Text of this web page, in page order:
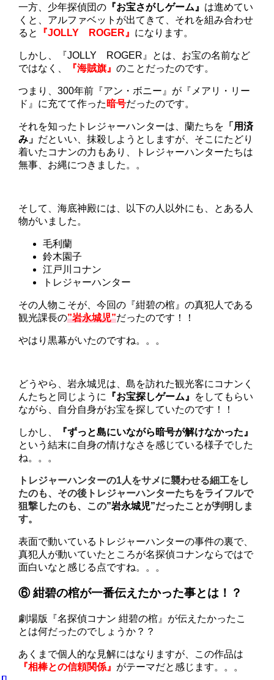
一方、少年探偵団の 『お宝さがしゲーム』 は進めてい
くと、アルファベットが出てきて、それを組み合わせ
ると
『JOLLY ROGER』 になります。
しかし、『JOLLY ROGER』とは、お宝の名前など
ではなく、
『海賊旗』のことだったのです。
つまり、300年前『アン・ボニー』が『メアリ・リー
ド』に充てて作った 暗号だったのです。
それを知ったトレジャーハンターは、蘭たちを 「用済
み」 だといい、抹殺しようとしますが、そこにたどり
着いたコナンの力もあり、トレジャーハンターたちは
無事、お縄につきました。。
そして、海底神殿には、以下の人以外にも、とある人
物がいました。
毛利蘭
鈴木園子
江戸川コナン
トレジャーハンター
その人物こそが、今回の『紺碧の棺』の真犯人である
観光課長の”岩永城児”だったのです！！
やはり黒幕がいたのですね。。。
どうやら、岩永城児は、島を訪れた観光客にコナンく
んたちと同じように
『お宝探しゲーム』 をしてもらい
ながら、自分自身がお宝を探していたのです！！
しかし、
『ずっと島にいながら暗号が解けなかった』
という結末に自身の情けなさを感じている様子でした
ね。。。
トレジャーハンターの1人をサメに襲わせる細工をし
たのも、その後トレジャーハンターたちをライフルで
狙撃したのも、この”岩永城児”だったことが判明しま
す。
表面で動いているトレジャーハンターの事件の裏で、
真犯人が動いていたところが名探偵コナンならではで
面白いなと感じる点ですね。。。
⑥ 紺碧の棺が一番伝えたかった事とは！？
劇場版『名探偵コナン 紺碧の棺』が伝えたかったこ
とは何だったのでしょうか？？
あくまで個人的な見解にはなりますが、この作品は
『相棒との信頼関係』 がテーマだと感じます。。。